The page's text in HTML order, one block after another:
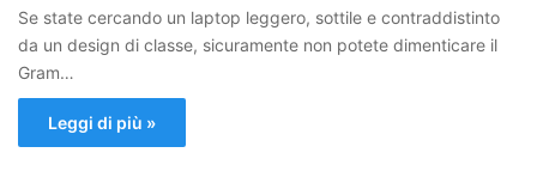
Se state cercando un laptop leggero, sottile e contraddistinto
da un design di classe, sicuramente non potete dimenticare il
Gram…
Leggi di più »